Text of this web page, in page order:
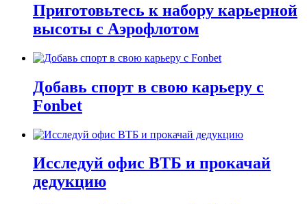
Приготовьтесь к набору карьерной
высоты с Аэрофлотом
Добавь спорт в свою карьеру с
Fonbet
Исследуй офис ВТБ и прокачай
дедукцию